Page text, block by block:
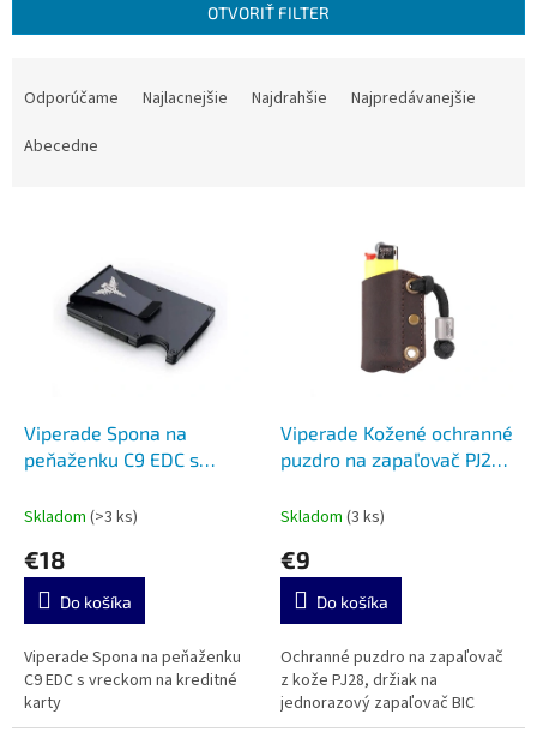
OTVORIŤ FILTER
Odporúčame Najlacnejšie Najdrahšie
Najpredávanejšie
Abecedne
Viperade Spona na
peňaženku C9 EDC s
Skladom (>3 ks)
€18
Do košíka
Viperade Spona na peňaženku
C9 EDC s vreckom na kreditné
karty
Viperade Kožené ochranné
puzdro na zapaľovač PJ28
Skladom (3 ks)
€9
Do košíka
Ochranné puzdro na zapaľovač
z kože PJ28, držiak na
jednorazový zapaľovač BIC